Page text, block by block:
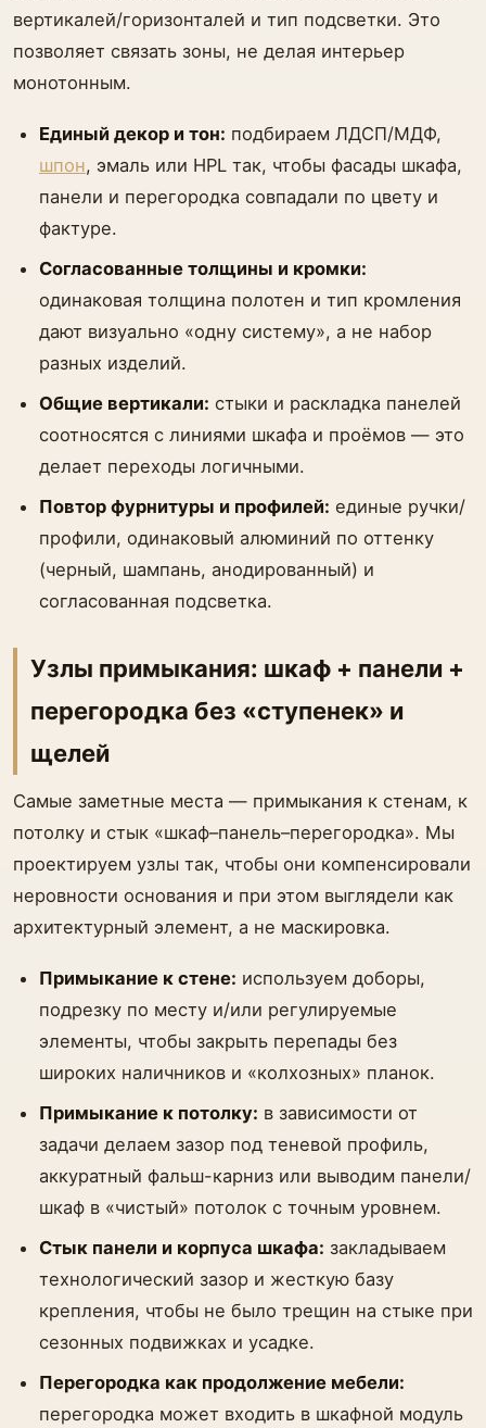
вертикалей/горизонталей и тип подсветки. Это
позволяет связать зоны, не делая интерьер
монотонным.
Единый декор и тон: подбираем ЛДСП/МДФ,
шпон, эмаль или HPL так, чтобы фасады шкафа,
панели и перегородка совпадали по цвету и
фактуре.
Согласованные толщины и кромки:
одинаковая толщина полотен и тип кромления
дают визуально «одну систему», а не набор
разных изделий.
Общие вертикали: стыки и раскладка панелей
соотносятся с линиями шкафа и проёмов — это
делает переходы логичными.
Повтор фурнитуры и профилей: единые ручки/
профили, одинаковый алюминий по оттенку
(черный, шампань, анодированный) и
согласованная подсветка.
Узлы примыкания: шкаф + панели +
перегородка без «ступенек» и
щелей
Самые заметные места — примыкания к стенам, к
потолку и стык «шкаф–панель–перегородка». Мы
проектируем узлы так, чтобы они компенсировали
неровности основания и при этом выглядели как
архитектурный элемент, а не маскировка.
Примыкание к стене: используем доборы,
подрезку по месту и/или регулируемые
элементы, чтобы закрыть перепады без
широких наличников и «колхозных» планок.
Примыкание к потолку: в зависимости от
задачи делаем зазор под теневой профиль,
аккуратный фальш-карниз или выводим панели/
шкаф в «чистый» потолок с точным уровнем.
Стык панели и корпуса шкафа: закладываем
технологический зазор и жесткую базу
крепления, чтобы не было трещин на стыке при
сезонных подвижках и усадке.
Перегородка как продолжение мебели:
перегородка может входить в шкафной модуль